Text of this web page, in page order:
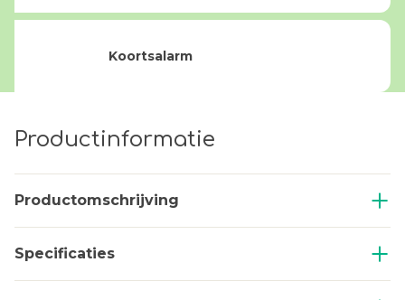
Productinformatie
Productomschrijving
Specificaties
Koortsalarm